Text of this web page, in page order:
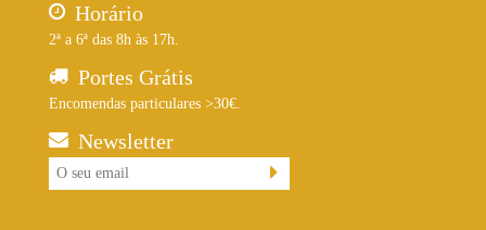
Horário
2ª a 6ª das 8h às 17h.
Portes Grátis
Encomendas particulares >30€.
Newsletter